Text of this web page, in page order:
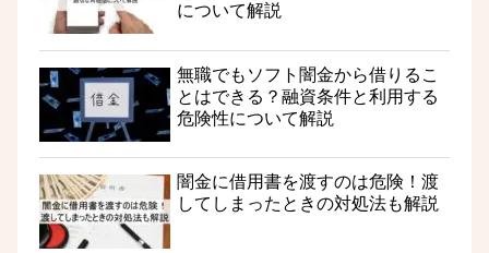
について解説
無職でもソフト闇金から借りるこ
とはできる？融資条件と利用する
危険性について解説
闇金に借用書を渡すのは危険！渡
してしまったときの対処法も解説